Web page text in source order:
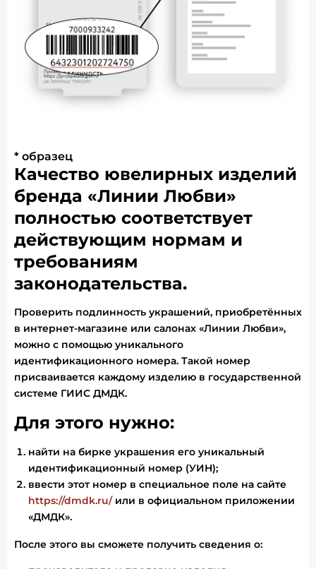
* образец
Качество ювелирных изделий
бренда «Линии Любви»
полностью соответствует
действующим нормам и
требованиям
законодательства.
Проверить подлинность украшений, приобретённых
в интернет-магазине или салонах «Линии Любви»,
можно с помощью уникального
идентификационного номера. Такой номер
присваивается каждому изделию в государственной
системе ГИИС ДМДК.
Для этого нужно:
найти на бирке украшения его уникальный
идентификационный номер (УИН);
ввести этот номер в специальное поле на сайте
https://dmdk.ru/или в официальном приложении
«ДМДК».
После этого вы сможете получить сведения о: